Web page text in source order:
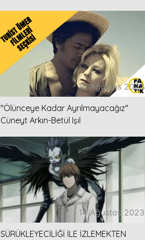
16 Ağustos 2023
''Ölünceye Kadar Ayrılmayacağız''
Cüneyt Arkın-Betül Işıl
14 Ağustos 2023
SÜRÜKLEYECİLİĞİ İLE İZLEMEKTEN